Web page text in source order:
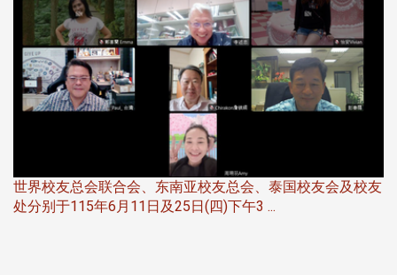
世界校友总会联合会、东南亚校友总会、泰国校友会及校友
处分别于115年6月11日及25日(四)下午3 ...